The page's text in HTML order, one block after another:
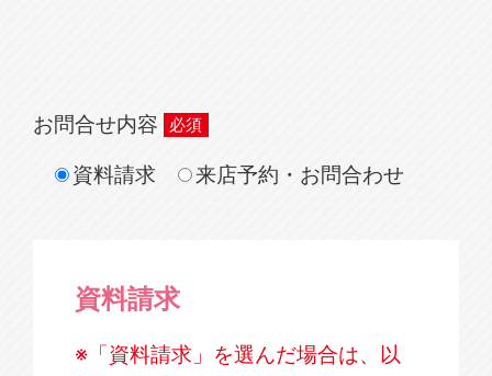
お問合せ内容
資料請求
来店予約・お問合わせ
資料請求
※「資料請求」を選んだ場合は、以